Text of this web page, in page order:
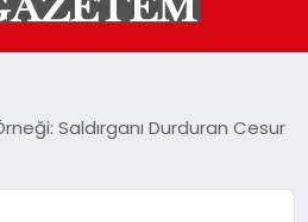
Saldırganı Durduran Cesur